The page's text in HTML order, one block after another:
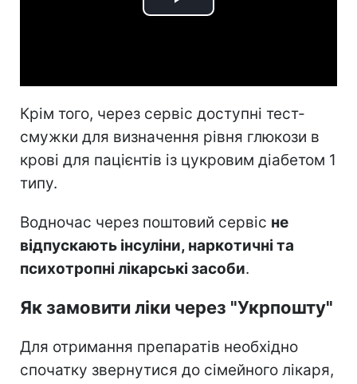
Play
Крім того, через сервіс доступні тест-
смужки для визначення рівня глюкози в
крові для пацієнтів із цукровим діабетом 1
типу.
Водночас через поштовий сервіс не
відпускають інсуліни, наркотичні та
психотропні лікарські засоби.
Як замовити ліки через "Укрпошту"
Для отримання препаратів необхідно
спочатку звернутися до сімейного лікаря,